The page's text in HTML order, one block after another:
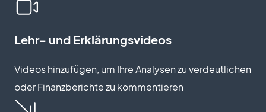
Lehr- und Erklärungsvideos
Videos hinzufügen, um Ihre Analysen zu verdeutlichen
oder Finanzberichte zu kommentieren